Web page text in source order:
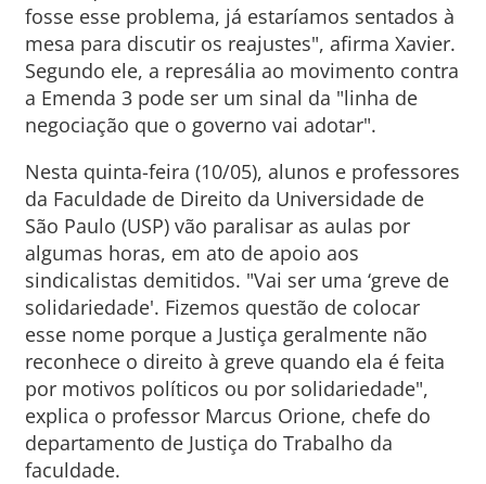
fosse esse problema, já estaríamos sentados à
mesa para discutir os reajustes", afirma Xavier.
Segundo ele, a represália ao movimento contra
a Emenda 3 pode ser um sinal da "linha de
negociação que o governo vai adotar".
Nesta quinta-feira (10/05), alunos e professores
da Faculdade de Direito da Universidade de
São Paulo (USP) vão paralisar as aulas por
algumas horas, em ato de apoio aos
sindicalistas demitidos. "Vai ser uma ‘greve de
solidariedade'. Fizemos questão de colocar
esse nome porque a Justiça geralmente não
reconhece o direito à greve quando ela é feita
por motivos políticos ou por solidariedade",
explica o professor Marcus Orione, chefe do
departamento de Justiça do Trabalho da
faculdade.